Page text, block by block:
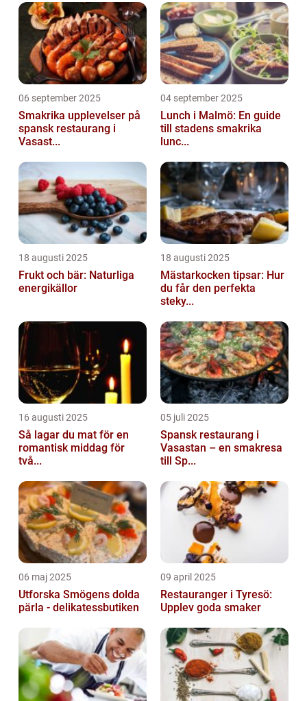
06 september 2025
Smakrika upplevelser på
spansk restaurang i
Vasast...
04 september 2025
Lunch i Malmö: En guide
till stadens smakrika
lunc...
18 augusti 2025
Frukt och bär: Naturliga
energikällor
18 augusti 2025
Mästarkocken tipsar: Hur
du får den perfekta
steky...
16 augusti 2025
Så lagar du mat för en
romantisk middag för
två...
05 juli 2025
Spansk restaurang i
Vasastan – en smakresa
till Sp...
06 maj 2025
Utforska Smögens dolda
pärla - delikatessbutiken
09 april 2025
Restauranger i Tyresö:
Upplev goda smaker